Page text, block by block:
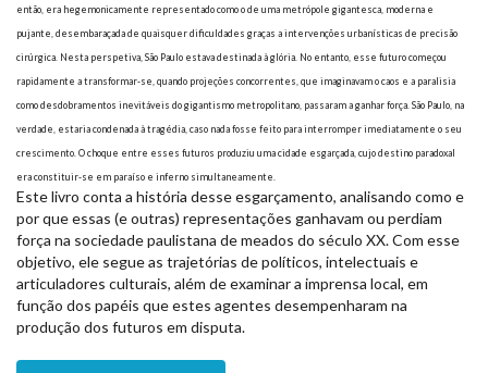
então, era hegemonicamente representado como o de uma metrópole gigantesca, moderna e
pujante, desembaraçada de quaisquer dificuldades graças a intervenções urbanísticas de precisão
cirúrgica. Nesta perspetiva, São Paulo estava destinada à glória. No entanto, esse futuro começou
rapidamente a transformar-se, quando projeções concorrentes, que imaginavam o caos e a paralisia
como desdobramentos inevitáveis do gigantismo metropolitano, passaram a ganhar força. São Paulo, na
verdade, estaria condenada à tragédia, caso nada fosse feito para interromper imediatamente o seu
crescimento. O choque entre esses futuros produziu uma cidade esgarçada, cujo destino paradoxal
era constituir-se em paraíso e inferno simultaneamente.
Este livro conta a história desse esgarçamento, analisando como e
por que essas (e outras) representações ganhavam ou perdiam
força na sociedade paulistana de meados do século XX. Com esse
objetivo, ele segue as trajetórias de políticos, intelectuais e
articuladores culturais, além de examinar a imprensa local, em
função dos papéis que estes agentes desempenharam na
produção dos futuros em disputa.